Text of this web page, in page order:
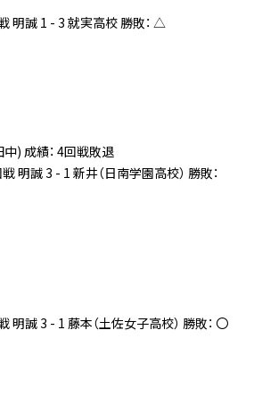
明誠 1 - 3 就実高校 勝敗： △
) 成績： 4回戦敗退
明誠 3 - 1 新井（日南学園高校） 勝敗：
明誠 3 - 1 藤本（土佐女子高校） 勝敗： 〇